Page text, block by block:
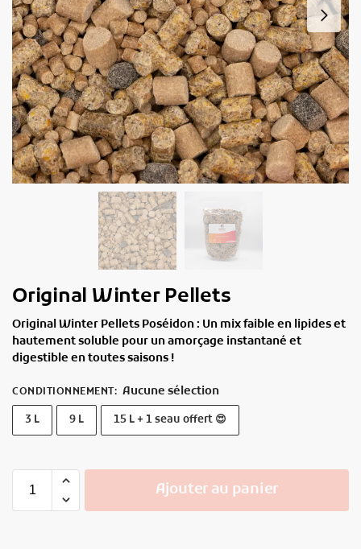
Original Winter Pellets
Original Winter Pellets Poséidon : Un mix faible en lipides et
hautement soluble pour un amorçage instantané et
digestible en toutes saisons !
CONDITIONNEMENT: Aucune sélection
3 L 9 L 15 L + 1 seau offert 😍
Ajouter au panier